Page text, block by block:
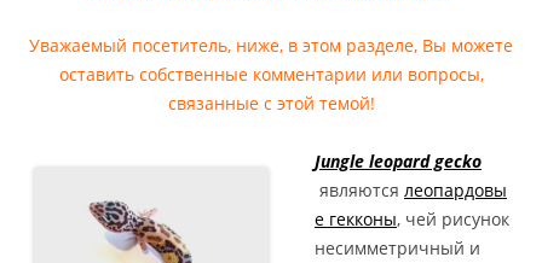
Уважаемый посетитель, ниже, в этом разделе, Вы можете
оставить собственные комментарии или вопросы,
связанные с этой темой!
Jungle leopard gecko
являются леопардовы
е гекконы, чей рисунок
несимметричный и